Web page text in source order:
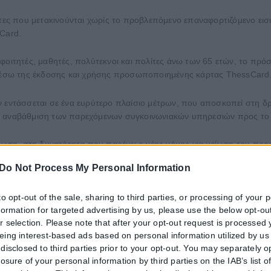
Do Not Process My Personal Information
opt-out of the sale, sharing to third parties, or processing of your
for targeted advertising by us, please use the below opt-
selection. Please note that after your opt-out request is processed
interest-based ads based on personal information utilized by
to third parties prior to your opt-out. You may separately
of your personal information by third parties on the IAB’s list of
μετακινούνται χωρίς το προβλεπόμενο επαναφορτιζόμενο
μαθητές, πολύτεκνοι και πολίτες άνω των 65 ετών, το
της έκδοσης και χρήσης προσωποποιημένης κάρτας ThessCard.
σε ένα ευρύτερο πλαίσιο μέτρων, που αποσκοπεί στη
των παρεχόμενων συγκοινωνιακών υπηρεσιών προς το
στη δυνατότητα που παρέχει ο νέος νόμος για μείωση του
των 100 ευρώ μπορεί να περιοριστεί στα 50 ευρώ εφόσον ο
στην αγορά κάρτας απεριορίστων διαδρομών,
διαδρομών παραμένει σε χαμηλά επίπεδα, καθώς
ακόμη πιο συμφέρουσα τη νόμιμη και τακτική χρήση των
κοινό να επιδεικνύει υπευθυνότητα, προμηθευόμενο και
μετακίνησης συμβάλλει στην εύρυθμη λειτουργία του